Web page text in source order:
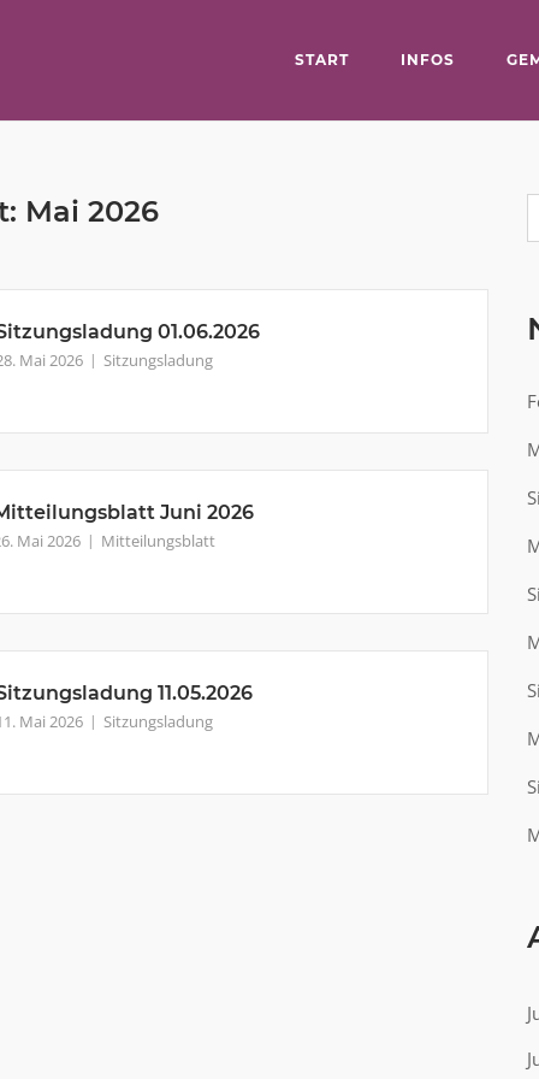
START INFOS
Mai 2026
01.06.2026
Mai 2026 Sitzungsladung
Juni 2026
Mai 2026 Mitteilungsblatt
11.05.2026
Mai 2026 Sitzungsladung